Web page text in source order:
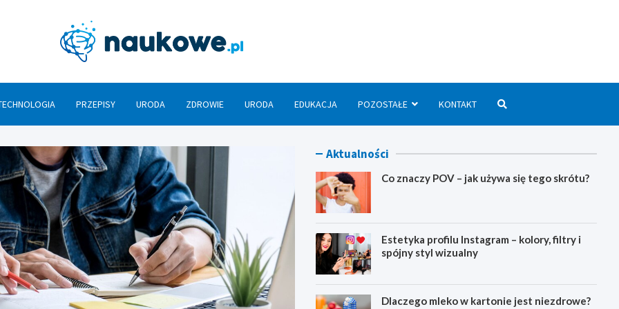
PRZEPISY URODA ZDROWIE URODA EDUKACJA POZOSTAŁE KONTAKT
Aktualności
Co znaczy POV – jak używa się tego skrótu?
Estetyka profilu Instagram – kolory, filtry i
spójny styl wizualny
Dlaczego mleko w kartonie jest niezdrowe?